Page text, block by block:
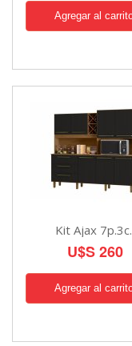
Kit Ajax 7p.3c.
U$S 260